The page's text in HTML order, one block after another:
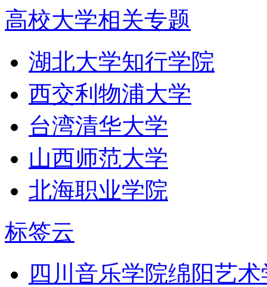
高校大学相关专题
湖北大学知行学院
西交利物浦大学
台湾清华大学
山西师范大学
北海职业学院
标签云
四川音乐学院绵阳艺